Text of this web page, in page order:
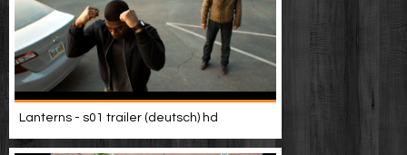
Lanterns - s01 trailer (deutsch) hd